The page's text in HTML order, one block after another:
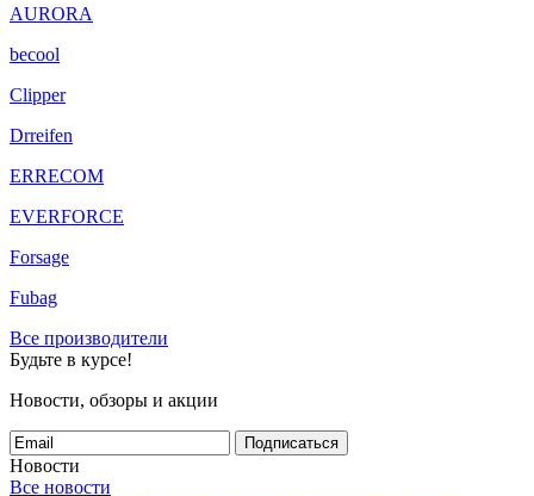
AURORA
becool
Clipper
Drreifen
ERRECOM
EVERFORCE
Forsage
Fubag
Все производители
Будьте в курсе!
Новости, обзоры и акции
Подписаться
Новости
Все новости